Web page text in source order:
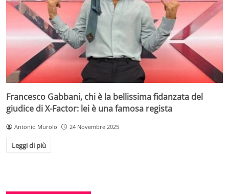
Francesco Gabbani, chi è la bellissima fidanzata del
giudice di X-Factor: lei è una famosa regista
Antonio Murolo 24 Novembre 2025
Leggi di più